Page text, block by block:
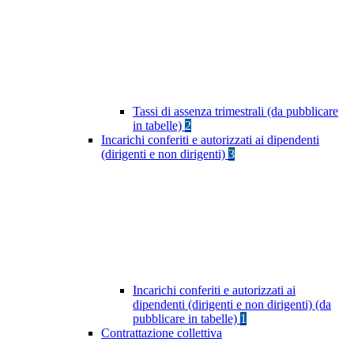
Tassi di assenza trimestrali (da pubblicare
in tabelle) 2
Incarichi conferiti e autorizzati ai dipendenti
(dirigenti e non dirigenti) 3
Incarichi conferiti e autorizzati ai
dipendenti (dirigenti e non dirigenti) (da
pubblicare in tabelle) 1
Contrattazione collettiva